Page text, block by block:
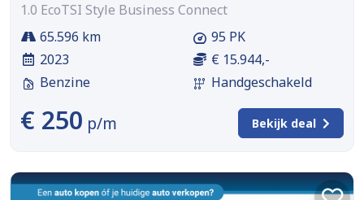
1.0 EcoTSI Style Business Connect
65.596 km
2023
Benzine
95 PK
€ 15.944,-
Handgeschakeld
€ 250 p/m Bekijk deal